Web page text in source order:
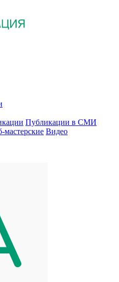
Публикации в СМИ
мастерские Видео